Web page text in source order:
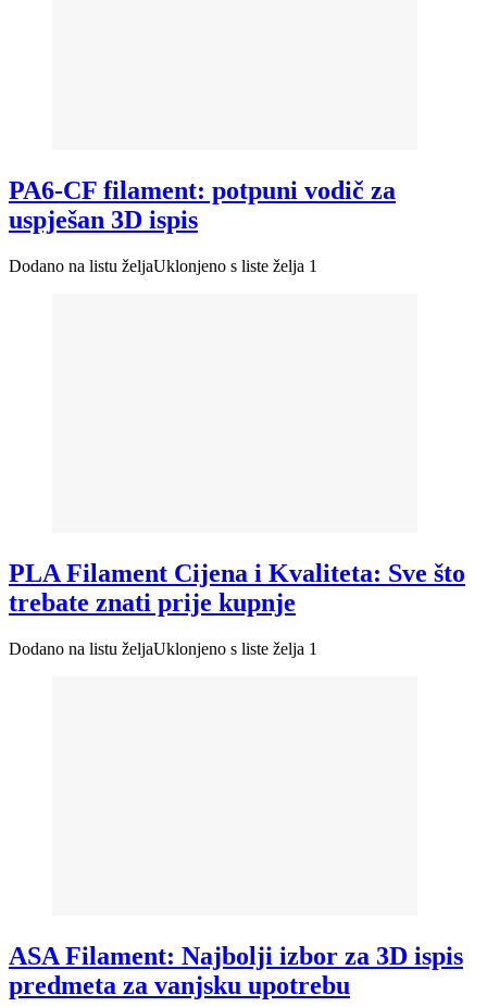
PA6-CF filament: potpuni vodič za
uspješan 3D ispis
Dodano na listu željaUklonjeno s liste želja 1
PLA Filament Cijena i Kvaliteta: Sve što
trebate znati prije kupnje
Dodano na listu željaUklonjeno s liste želja 1
ASA Filament: Najbolji izbor za 3D ispis
predmeta za vanjsku upotrebu